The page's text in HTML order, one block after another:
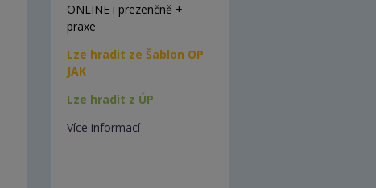
ONLINE i prezenčně +
praxe
Lze hradit ze Šablon OP
JAK
Lze hradit z ÚP
Více informací